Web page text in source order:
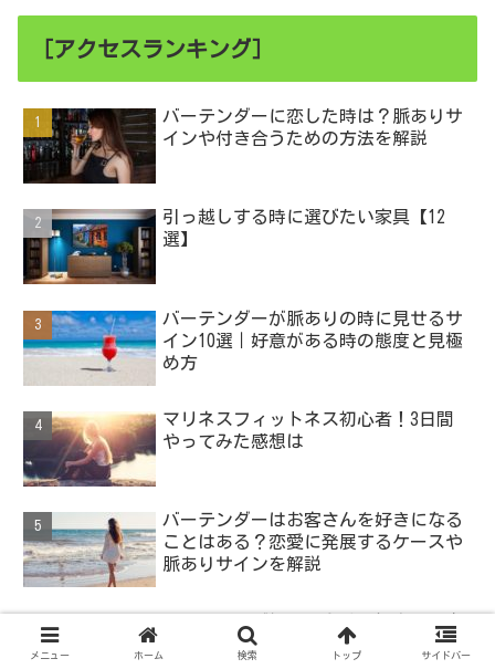
［アクセスランキング］
バーテンダーに恋した時は？脈ありサ
インや付き合うための方法を解説
引っ越しする時に選びたい家具【12
選】
バーテンダーが脈ありの時に見せるサ
イン10選｜好意がある時の態度と見極
め方
マリネスフィットネス初心者！3日間
やってみた感想は
バーテンダーはお客さんを好きになる
ことはある？恋愛に発展するケースや
脈ありサインを解説
メニュー ホーム 検索 トップ サイドバー